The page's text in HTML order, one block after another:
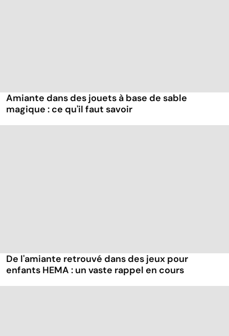
Amiante dans des jouets à base de sable
magique : ce qu'il faut savoir
De l'amiante retrouvé dans des jeux pour
enfants HEMA : un vaste rappel en cours